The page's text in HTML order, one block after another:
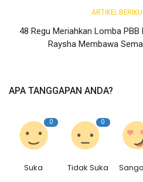
ARTIKEL
48 Regu Meriahkan Lomba PBB
Raysha Membawa
APA TANGGAPAN ANDA?
0
Suka
0
Tidak Suka